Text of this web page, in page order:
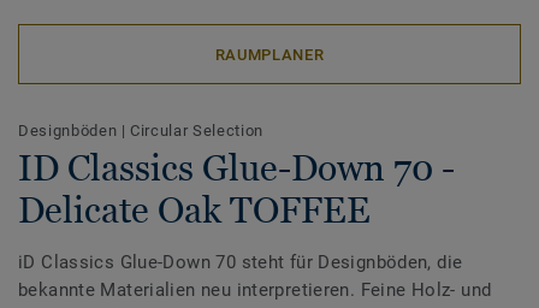
RAUMPLANER
Designböden | Circular Selection
ID Classics Glue-Down 70 -
Delicate Oak TOFFEE
iD Classics Glue-Down 70 steht für Designböden, die
bekannte Materialien neu interpretieren. Feine Holz- und